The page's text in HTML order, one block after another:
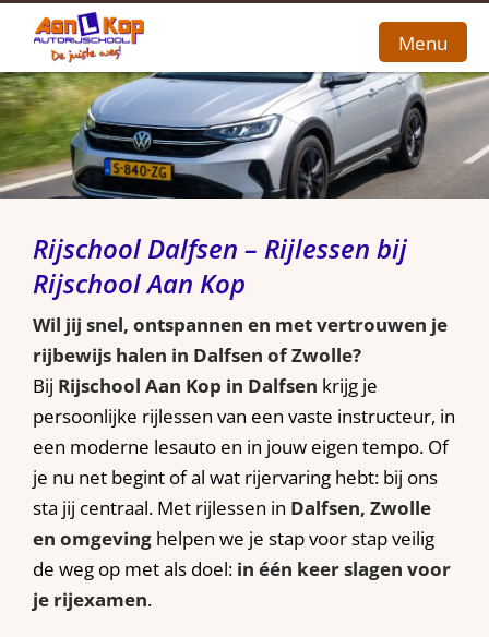
Home
Over ons
Contact
Menu
Rijschool Dalfsen – Rijlessen bij
Rijschool Aan Kop
Wil jij snel, ontspannen en met vertrouwen je
rijbewijs halen in Dalfsen of Zwolle?
Bij Rijschool Aan Kop in Dalfsen krijg je
persoonlijke rijlessen van een vaste instructeur, in
een moderne lesauto en in jouw eigen tempo. Of
je nu net begint of al wat rijervaring hebt: bij ons
sta jij centraal. Met rijlessen in Dalfsen, Zwolle
en omgeving helpen we je stap voor stap veilig
de weg op met als doel: in één keer slagen voor
je rijexamen.